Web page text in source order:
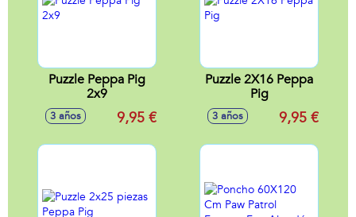
Puzzle Peppa Pig
2x9
3 años 9,95 €
Puzzle 2X16 Peppa
Pig
3 años 9,95 €